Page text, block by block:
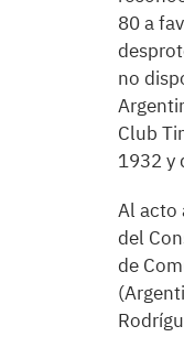
80 a
no
Club
1932 y
Al acto
del
de